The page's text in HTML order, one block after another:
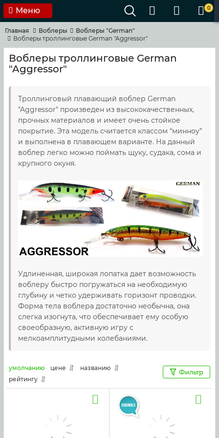
Меню 0
Главная Воблеры
Воблеры "German"
Воблеры троллинговые German "Aggressor"
Воблеры троллинговые German
"Aggressor"
Троллинговый плавающий воблер German
"Aggressor" произведен из высококачественных,
прочных материалов и имеет очень стойкое
покрытие. Эта модель считается классом “минноу”
и выполнена в плавающем варианте. На данный
воблер легко можно поймать щуку, судака, сома и
крупного окуня.
Удлиненная, широкая лопатка дает возможность
воблеру быстро погружаться на необходимую
глубину и четко удерживать горизонт проводки.
Форма тела воблера достаточно необычна, она
слегка изогнута, что обеспечивает ему особую
своеобразную, активную игру с
мелкоамплитудными колебаниями.
умолчанию цене
названию
рейтингу
Фильтр